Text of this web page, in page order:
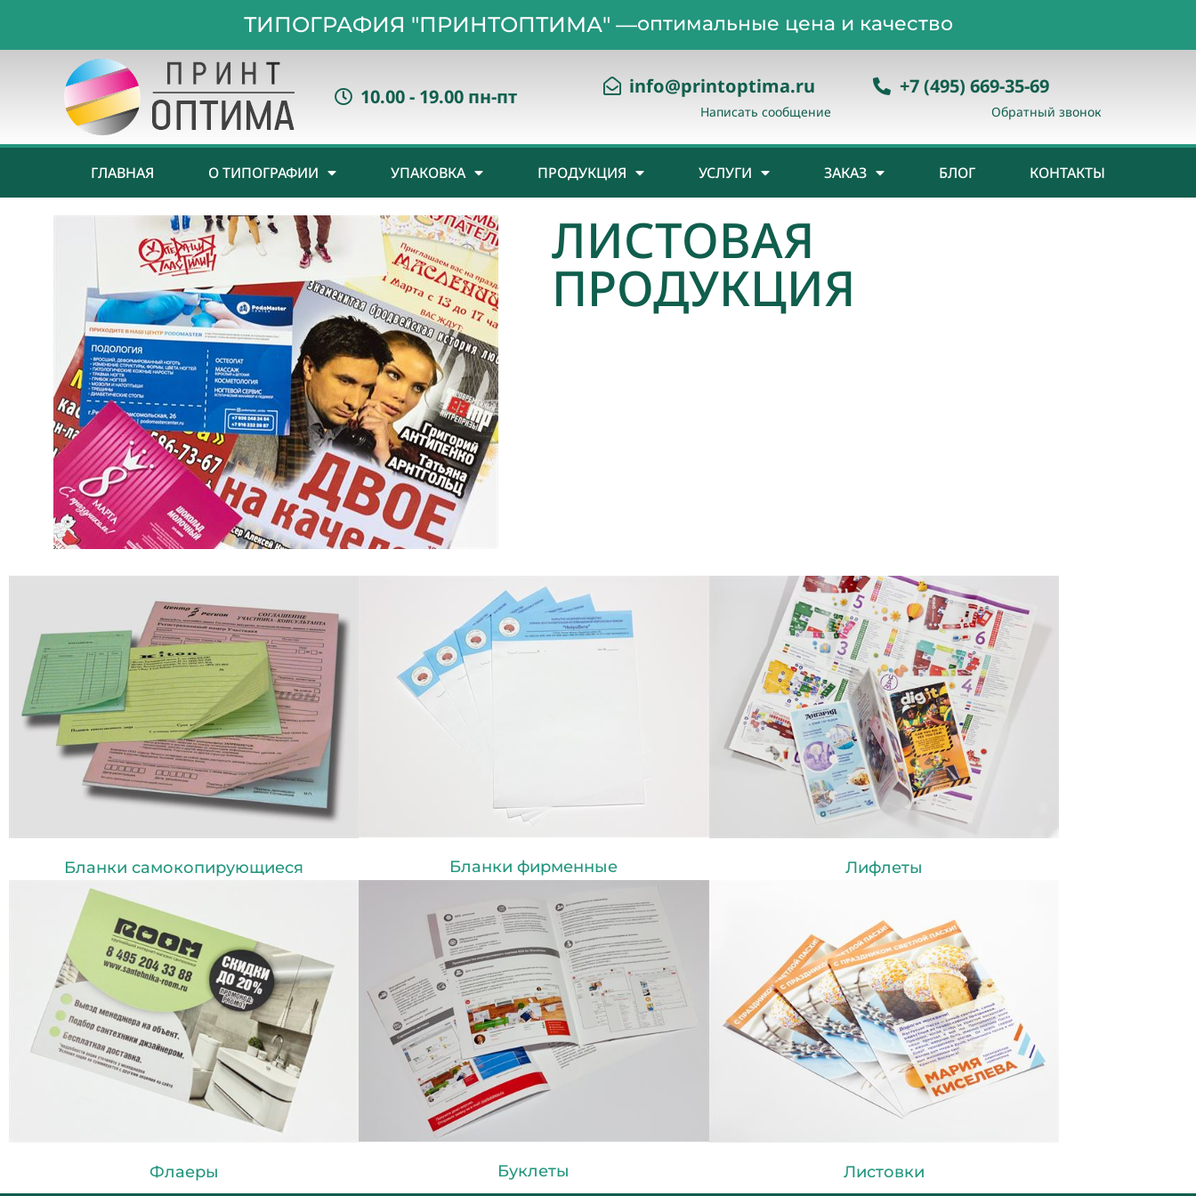
ТИПОГРАФИЯ "ПРИНТОПТИМА" —оптимальные цена и качество
10.00 - 19.00 пн-пт info@printoptima.ru
Написать сообщение
+7 (495) 669-35-69
Обратный звонок
ГЛАВНАЯ О ТИПОГРАФИИ УПАКОВКА ПРОДУКЦИЯ УСЛУГИ ЗАКАЗ БЛОГ КОНТАКТЫ
ЛИСТОВАЯ
ПРОДУКЦИЯ
Бланки самокопирующиеся Бланки фирменные Лифлеты
Флаеры Буклеты Листовки